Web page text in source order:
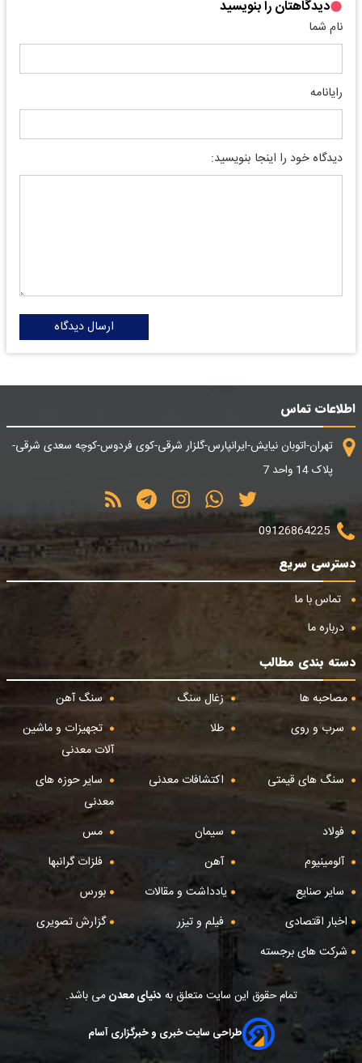
دیدگاهتان را بنویسید
نام شما
رایانامه
دیدگاه خود را اینجا بنویسید:
ارسال دیدگاه
اطلاعات تماس
تهران-اتوبان نیایش-ایرانپارس-گلزار شرقی-کوی فردوس-کوچه سعدی شرقی-
پلاک 14 واحد 7
09126864225
دسترسی سریع
تماس با ما
درباره ما
دسته بندی مطالب
مصاحبه ها
زغال سنگ
سنگ آهن
سرب و روی
طلا
تجهیزات و ماشین
آلات معدنی
سنگ های قیمتی
اکتشافات معدنی
سایر حوزه های
معدنی
فولاد
سیمان
مس
آلومینیوم
آهن
فلزات گرانبها
سایر صنایع
یادداشت و مقالات
بورس
اخبار اقتصادی
فیلم و تیزر
گزارش تصویری
شرکت های برجسته
تمام حقوق این سایت متعلق به دنیای معدنمی باشد.
طراحی سایت خبری و خبرگزاری آسام